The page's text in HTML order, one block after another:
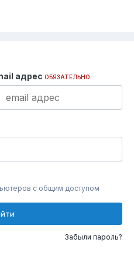
адрес ОБЯЗАТЕЛЬНО
с общим доступом
Забыли пароль?